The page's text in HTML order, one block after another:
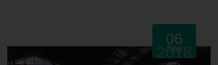
06
Sep
2018